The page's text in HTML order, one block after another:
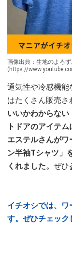
画像出典：生地のよろ
(https://
通気性や冷感機
はたくさん販売さ
いいかわからな
トドアのアイテ
エステルさんが
ン半袖Tシャツ」
くれました。 ぜひ
イチオシでは、
す。ぜひチェック